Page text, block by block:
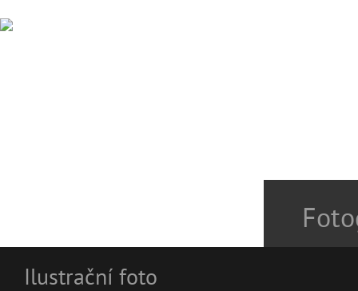
Ilustrační foto